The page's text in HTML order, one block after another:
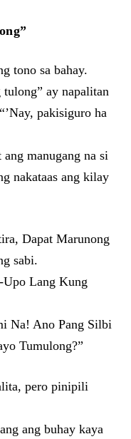
tono sa bahay.
ay napalitan
pakisiguro ha
manugang na si
nakataas ang kilay
Dapat Marunong
sabi.
Lang Kung
Na! Ano Pang Silbi
Tumulong?”
pero pinipili
ang buhay kaya